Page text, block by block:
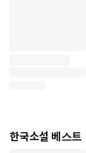
한국소설 베스트